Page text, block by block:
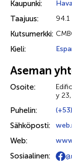
Kaupunki:
Taajuus: 94.1
Kutsumerkki:
Kieli:
Aseman
Osoite:
y
Puhelin:
Sähköposti:
Web:
Sosiaalinen: